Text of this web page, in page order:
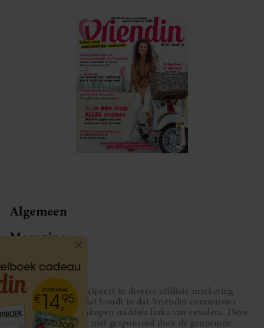
Algemeen
Magazine
Service
Vriendin participeert in diverse affiliate marketing
programma’s, dat houdt in dat Vriendin commissies
ontvangt voor aankopen middels links van retailers. Deze
website wordt niet gesponsord door de genoemde